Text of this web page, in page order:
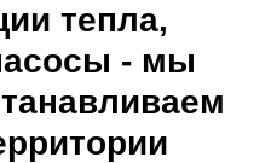
тепла,
- мы